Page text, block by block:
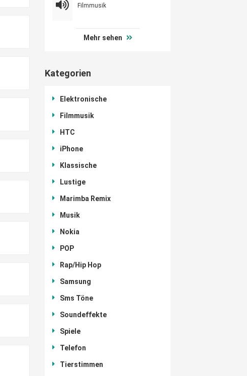
Filmmusik
Mehr sehen
Kategorien
Elektronische
Filmmusik
HTC
iPhone
Klassische
Lustige
Marimba Remix
Musik
Nokia
POP
Rap/Hip Hop
Samsung
Sms Töne
Soundeffekte
Spiele
Telefon
Tierstimmen